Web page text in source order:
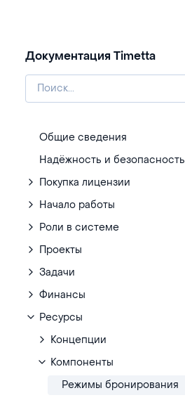
Документация Timetta
Общие сведения
Надёжность и безопасность
Покупка лицензии
Начало работы
Роли в системе
Проекты
Задачи
Финансы
Ресурсы
Концепции
Компоненты
Режимы бронирования